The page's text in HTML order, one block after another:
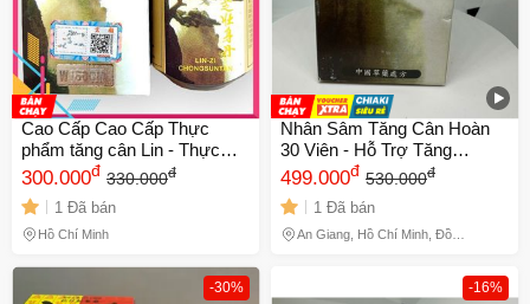
Cao Cấp Cao Cấp Thực
phẩm tăng cân Lin - Thực
phẩm chức năng tự nhiên
cho sức khỏe tốt hơn - Zi
Chongsuntan ( Linh chi
300.000đ 330.000đ
1 Đã bán
Hồ Chí Minh
Nhân Sâm Tăng Cân Hoàn
30 Viên - Hỗ Trợ Tăng
Cường Sinh Lực Và Cải
Thiện Sức Khỏe Tự Nhiên
499.000đ 530.000đ
1 Đã bán
An Giang, Hồ Chí Minh, Đồng
-30% -16%